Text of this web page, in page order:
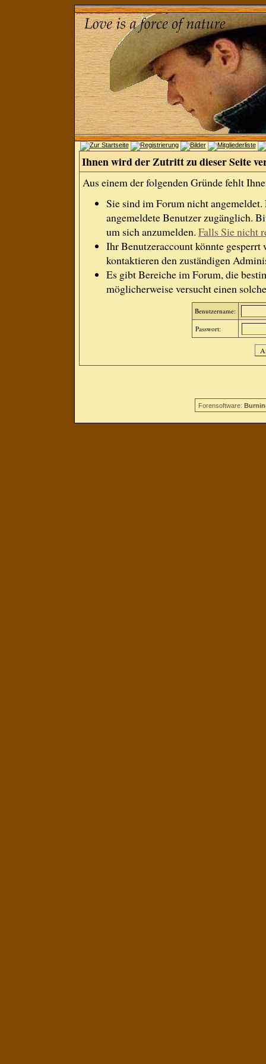
Ihnen wird der Zutritt zu dieser Seite
Aus einem der folgenden Gründe fehlt
Sie sind im Forum nicht
angemeldete Benutzer zugänglich.
um sich anzumelden. Falls Sie nicht
Ihr Benutzeraccount könnte gesperrt
kontaktieren den zuständigen
Es gibt Bereiche im Forum, die
möglicherweise versucht einen
Benutzername:
Passwort:
Forensoftware: